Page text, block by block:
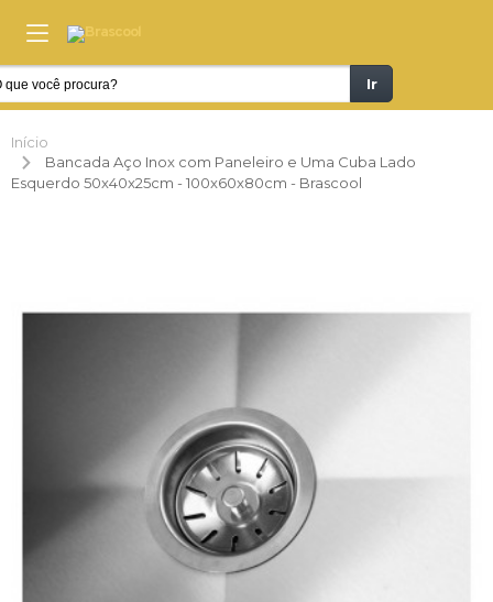
Ir
Início
Bancada Aço Inox com Paneleiro e Uma Cuba Lado
Esquerdo 50x40x25cm - 100x60x80cm - Brascool